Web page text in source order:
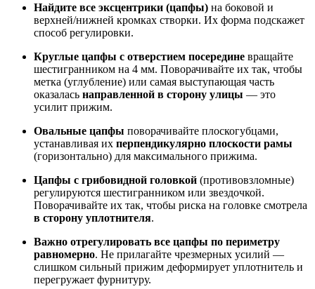
Найдите все эксцентрики (цапфы) на боковой и
верхней/нижней кромках створки. Их форма подскажет
способ регулировки.
Круглые цапфы с отверстием посередине вращайте
шестигранником на 4 мм. Поворачивайте их так, чтобы
метка (углубление) или самая выступающая часть
оказалась направленной в сторону улицы — это
усилит прижим.
Овальные цапфы поворачивайте плоскогубцами,
устанавливая их перпендикулярно плоскости рамы
(горизонтально) для максимального прижима.
Цапфы с грибовидной головкой (противовзломные)
регулируются шестигранником или звездочкой.
Поворачивайте их так, чтобы риска на головке смотрела
в сторону уплотнителя.
Важно отрегулировать все цапфы по периметру
равномерно. Не прилагайте чрезмерных усилий —
слишком сильный прижим деформирует уплотнитель и
перегружает фурнитуру.